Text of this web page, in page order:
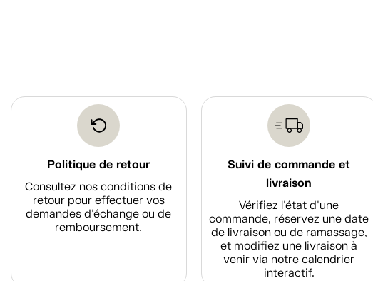
Politique de retour
Consultez nos conditions de
retour pour effectuer vos
demandes d'échange ou de
remboursement.
Suivi de commande et
livraison
Vérifiez l'état d'une
commande, réservez une date
de livraison ou de ramassage,
et modifiez une livraison à
venir via notre calendrier
interactif.